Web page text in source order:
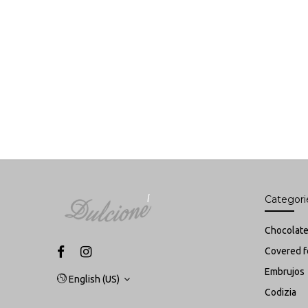
English (US)
Covered
Embrujos
Codizia